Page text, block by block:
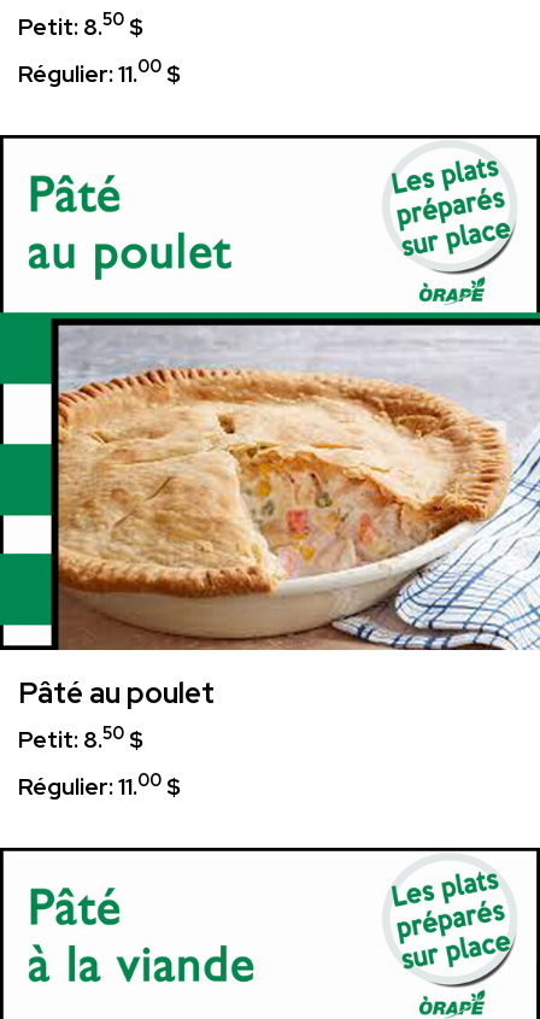
Petit: 8.50 $
Régulier: 11.00 $
Pâté au poulet
Petit: 8.50 $
Régulier: 11.00 $